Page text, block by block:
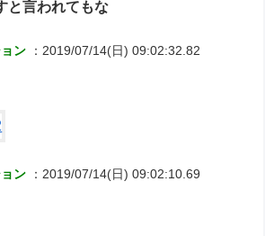
と言われてもな
ン
：2019/07/14(日) 09:02:32.82
ン
：2019/07/14(日) 09:02:10.69